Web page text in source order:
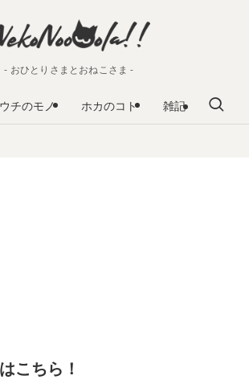
- おひとりさまとおねこさま -
ウチのモノ ホカのコト 雑記
こちら！